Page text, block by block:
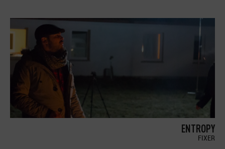
ENTROPY
FIXER